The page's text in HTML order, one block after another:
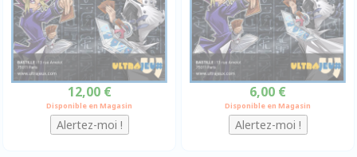
12,00 €
Disponible en Magasin
6,00 €
Disponible en Magasin